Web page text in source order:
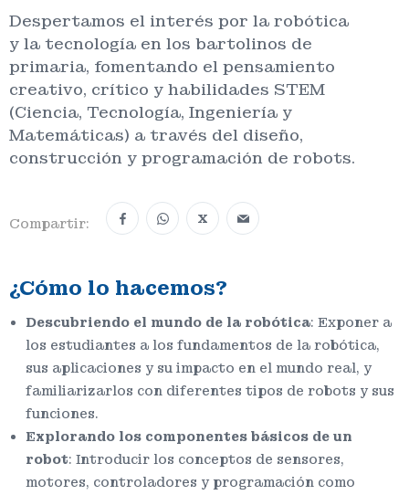
Despertamos el interés por la robótica
y la tecnología en los bartolinos de
primaria, fomentando el pensamiento
creativo, crítico y habilidades STEM
(Ciencia, Tecnología, Ingeniería y
Matemáticas) a través del diseño,
construcción y programación de robots.
Compartir: X
¿Cómo lo hacemos?
Descubriendo el mundo de la robótica: Exponer a
los estudiantes a los fundamentos de la robótica,
sus aplicaciones y su impacto en el mundo real, y
familiarizarlos con diferentes tipos de robots y sus
funciones.
Explorando los componentes básicos de un
robot: Introducir los conceptos de sensores,
motores, controladores y programación como